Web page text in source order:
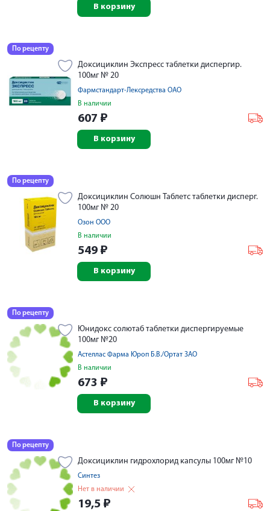
В корзину
По рецепту
Доксициклин Экспресс таблетки диспергир.
100мг № 20
Фармстандарт-Лексредства ОАО
В наличии
607 ₽
В корзину
По рецепту
Доксициклин Солюшн Таблетс таблетки дисперг.
100мг № 20
Озон ООО
В наличии
549 ₽
В корзину
По рецепту
Юнидокс солютаб таблетки диспергируемые
100мг №20
Астеллас Фарма Юроп Б.В./Ортат ЗАО
В наличии
673 ₽
В корзину
По рецепту
Доксициклин гидрохлорид капсулы 100мг №10
Синтез
Нет в наличии
19,5 ₽